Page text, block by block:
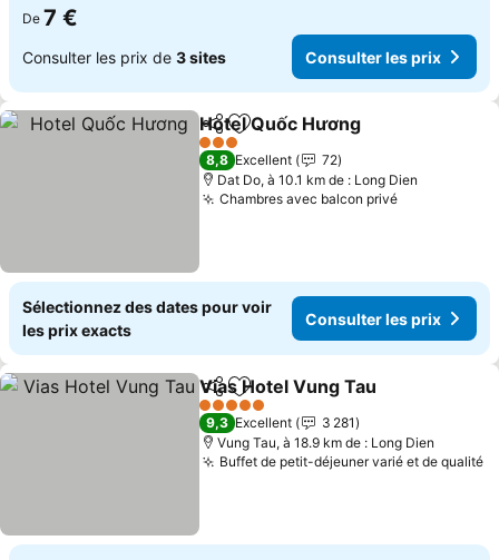
De 7 €
Consulter les prix de 3 sites Consulter les prix
PartagerAjouter à mes favoris
Hotel Quốc Hương
3 Étoiles
8,8 Excellent
72
Dat Do, à 10.1 km de : Long Dien
Chambres avec balcon privéConsulter
Sélectionnez des dates pour voir
les prix exacts
Consulter les prix
PartagerAjouter à mes favoris
Vias Hotel Vung Tau
5 Étoiles
9,3 Excellent
3 281
Vung Tau, à 18.9 km de : Long Dien
Buffet de petit-déjeuner varié et de qualité